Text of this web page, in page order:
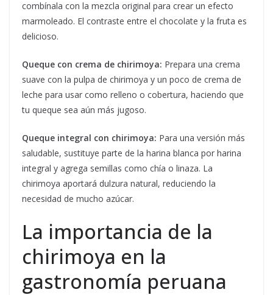
combínala con la mezcla original para crear un efecto
marmoleado. El contraste entre el chocolate y la fruta es
delicioso.
Queque con crema de chirimoya: Prepara una crema
suave con la pulpa de chirimoya y un poco de crema de
leche para usar como relleno o cobertura, haciendo que
tu queque sea aún más jugoso.
Queque integral con chirimoya: Para una versión más
saludable, sustituye parte de la harina blanca por harina
integral y agrega semillas como chía o linaza. La
chirimoya aportará dulzura natural, reduciendo la
necesidad de mucho azúcar.
La importancia de la
chirimoya en la
gastronomía peruana